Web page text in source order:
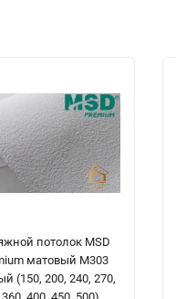
потолок MSD
матовый M303
(150, 200, 240, 270,